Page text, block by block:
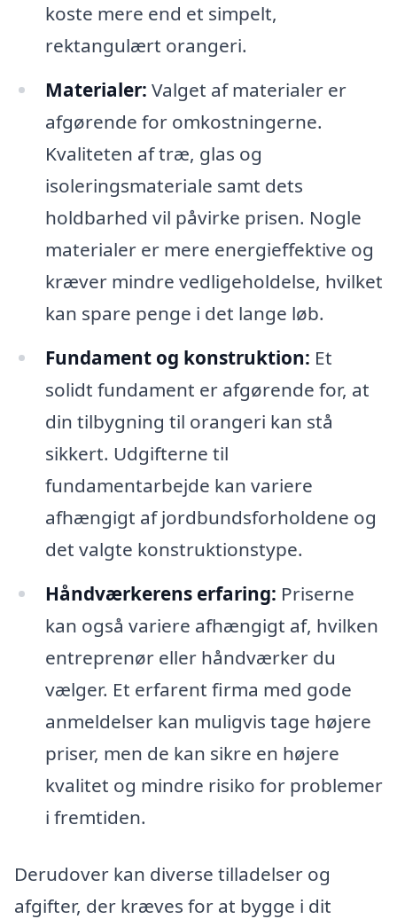
koste mere end et simpelt,
rektangulært orangeri.
Materialer: Valget af materialer er
afgørende for omkostningerne.
Kvaliteten af træ, glas og
isoleringsmateriale samt dets
holdbarhed vil påvirke prisen. Nogle
materialer er mere energieffektive og
kræver mindre vedligeholdelse, hvilket
kan spare penge i det lange løb.
Fundament og konstruktion: Et
solidt fundament er afgørende for, at
din tilbygning til orangeri kan stå
sikkert. Udgifterne til
fundamentarbejde kan variere
afhængigt af jordbundsforholdene og
det valgte konstruktionstype.
Håndværkerens erfaring: Priserne
kan også variere afhængigt af, hvilken
entreprenør eller håndværker du
vælger. Et erfarent firma med gode
anmeldelser kan muligvis tage højere
priser, men de kan sikre en højere
kvalitet og mindre risiko for problemer
i fremtiden.
Derudover kan diverse tilladelser og
afgifter, der kræves for at bygge i dit